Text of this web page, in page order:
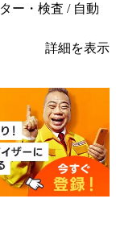
ー・検査 / 自動
詳細を表示